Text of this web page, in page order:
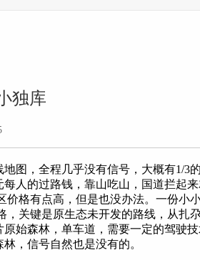
独库
图，全程几乎没有信号，大概有1/3
人的过路钱，靠山吃山，国道拦起
格有点高，但是也没办法。一份小
关键是原生态未开发的路线，从扎
始森林，单车道，需要一定的驾驶
，信号自然也是没有的。